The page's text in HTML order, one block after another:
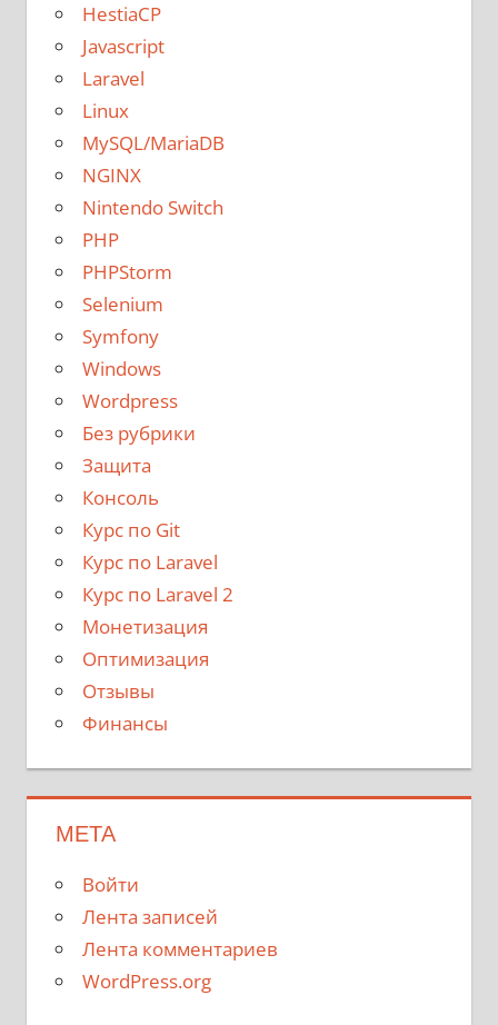
HestiaCP
Javascript
Laravel
Linux
MySQL/MariaDB
NGINX
Nintendo Switch
PHP
PHPStorm
Selenium
Symfony
Windows
Wordpress
Без рубрики
Защита
Консоль
Курс по Git
Курс по Laravel
Курс по Laravel 2
Монетизация
Оптимизация
Отзывы
Финансы
МЕТА
Войти
Лента записей
Лента комментариев
WordPress.org